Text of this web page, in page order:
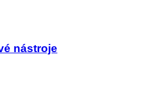
nástroje